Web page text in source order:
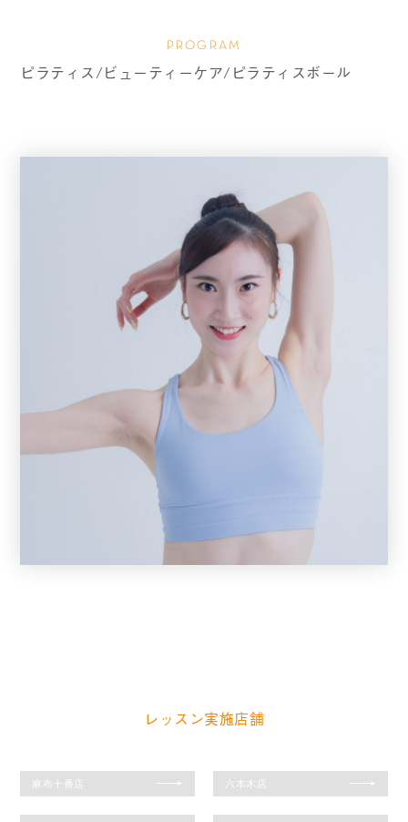
PROGRAM
ピラティス/ビューティーケア/ピラティスボール
レッスン実施店舗
麻布十番店 六本木店